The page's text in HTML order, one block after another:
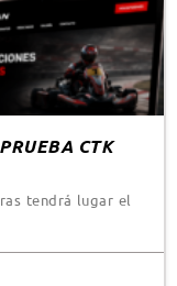
CTK
tendrá lugar el